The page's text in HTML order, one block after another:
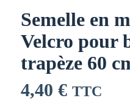
Semelle en
Velcro pour
trapèze 60
4,40 € TTC